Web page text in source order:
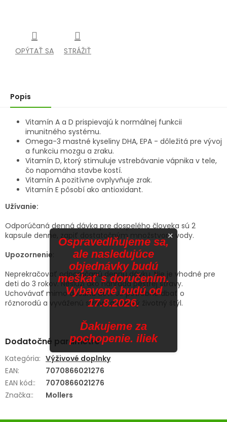
OPÝTAŤ SA STRÁŽIŤ
Popis
Vitamín A a D prispievajú k normálnej funkcii
imunitného systému.
Omega-3 mastné kyseliny DHA, EPA - dôležitá pre vývoj
a funkciu mozgu a zraku.
Vitamín D, ktorý stimuluje vstrebávanie vápnika v tele,
čo napomáha stavbe kostí.
Vitamín A pozitívne ovplyvňuje zrak.
Vitamín E pôsobí ako antioxidant.
Užívanie:
Odporúčaná denná dávka pre dospelého človeka sú 2
kapsule denne, zapiť dostatočným množstvom vody.
Upozornenie
Neprekračovať odporúčanú dennú dávku. Nie je vhodné pre
deti do 3 rokov. Neslúži ako náhrada pestrej stravy.
Uchovávať mimo dosahu detí. Je potrebné dbať o
rôznorodú a vyváženú stravu a zdravý životný štýl.
Dodatočné parametre
Kategória: Výživové doplnky
EAN:
7070866021276
EAN kód::
7070866021276
Značka:: Mollers
×
Ospravedlňujeme sa,
ale nasledujúce
objednávky budú
meškať s doručením.
Vybavené budú od
17.8.2026.
Ďakujeme za
pochopenie. iliek